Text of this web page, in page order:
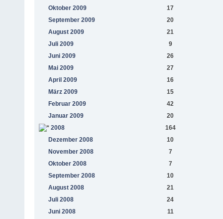
Oktober 2009
17
September 2009
20
August 2009
21
Juli 2009
9
Juni 2009
26
Mai 2009
27
April 2009
16
März 2009
15
Februar 2009
42
Januar 2009
20
2008
164
Dezember 2008
10
November 2008
7
Oktober 2008
7
September 2008
10
August 2008
21
Juli 2008
24
Juni 2008
11